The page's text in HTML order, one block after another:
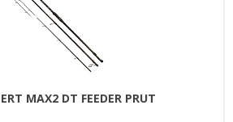
MAX2 DT FEEDER PRUT